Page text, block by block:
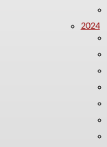
2024